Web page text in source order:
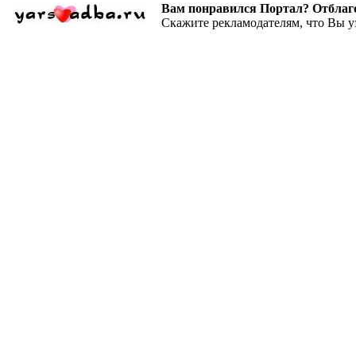
Вам понравился Портал?
Скажите рекламодателям, что Вы